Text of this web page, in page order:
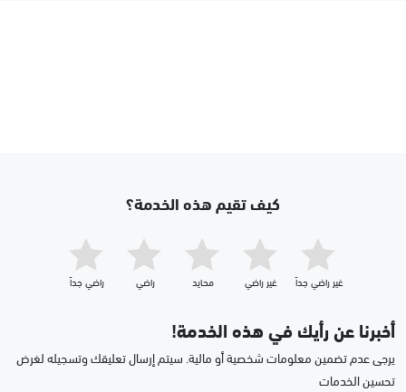
كيف تقيم هذه الخدمة؟
غير راضي جداّ غير راضي محايد راضي راضي جداّ
أخبرنا عن رأيك في هذه الخدمة!
يرجى عدم تضمين معلومات شخصية أو مالية. سيتم إرسال تعليقك وتسجيله لغرض
تحسين الخدمات